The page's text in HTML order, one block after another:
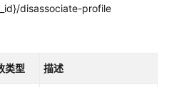
disassociate-profile
类型 描述